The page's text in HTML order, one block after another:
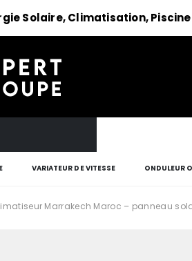
Solaire, Climatisation, Piscine
VARIATEUR DE VITESSE ONDULEUR
Marrakech Maroc – panneau